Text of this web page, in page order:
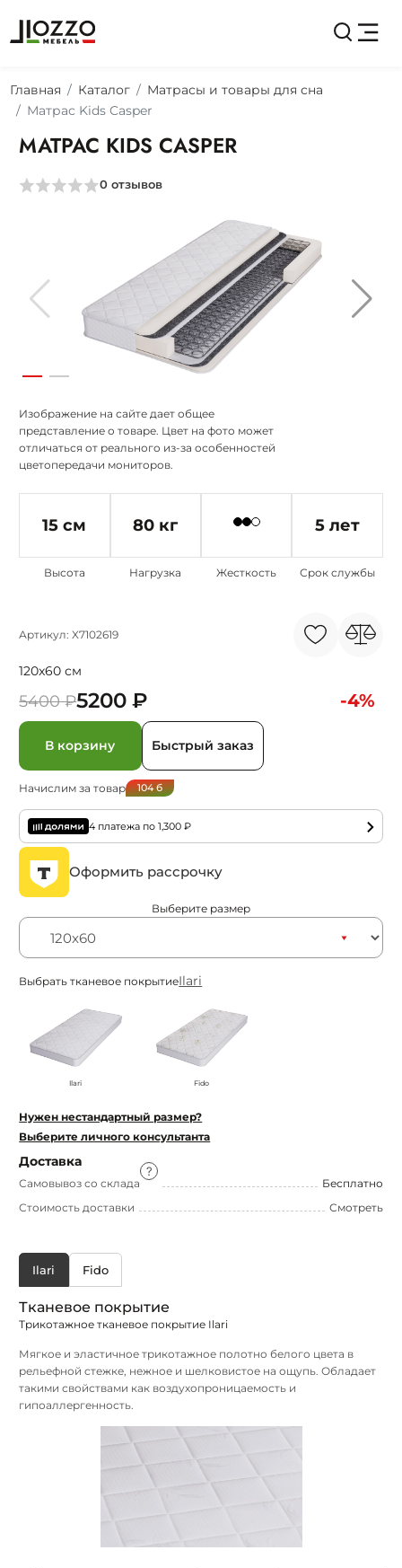
Главная Каталог
Матрасы и товары для сна
Матрас Kids Casper
МАТРАС KIDS CASPER
0 отзывов
15 см
Высота
80 кг
Нагрузка Жесткость
5 лет
Срок службы
Изображение на сайте дает общее
представление о товаре. Цвет на фото может
отличаться от реального из-за особенностей
цветопередачи мониторов.
Артикул: X7102619
120x60 см
5400 ₽5200 ₽ -4%
В корзину Быстрый заказ
Начислим за товар 104б
4 платежа по1,300 ₽
Оформить рассрочку
Выберите размер
Выбрать тканевое покрытиеIlari
Ilari Fido
Нужен нестандартный размер?
Выберите личного консультанта
Доставка
Самовывоз со склада
Бесплатно
Стоимость доставки
Смотреть
Ilari Fido
Тканевое покрытие
Трикотажное тканевое покрытие Ilari
Мягкое и эластичное трикотажное полотно белого цвета в
рельефной стежке, нежное и шелковистое на ощупь. Обладает
такими свойствами как воздухопроницаемость и
гипоаллергенность.